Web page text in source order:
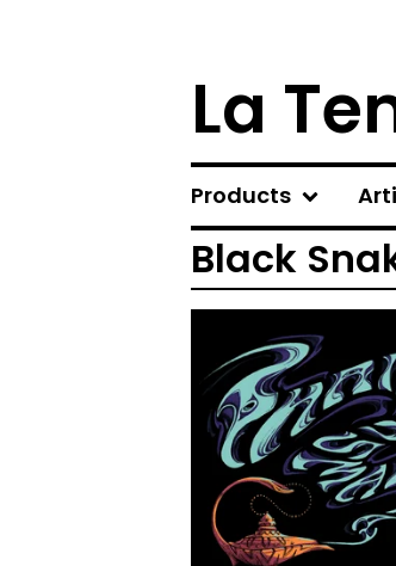
La
Products
Black